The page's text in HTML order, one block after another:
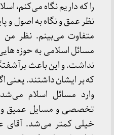
را که داریم نگاه می‌کنم،
نظر عمق و نگاه به اصول و
متفاوت می‌بینم. نظر
مسائل اسلامی به حوزه
نداشت. و این باعث
که بر ایشان داشتند.
وارد مسائل اسلام
تخصصی و مسایل عمیق
خیلی کمتر می‌شد. آقای